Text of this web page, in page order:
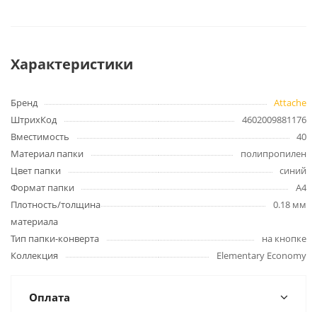
Характеристики
Бренд
Attache
ШтрихКод
4602009881176
Вместимость
40
Материал папки
полипропилен
Цвет папки
синий
Формат папки
А4
Плотность/толщина
материала
0.18 мм
Тип папки-конверта
на кнопке
Коллекция
Elementary Economy
Оплата